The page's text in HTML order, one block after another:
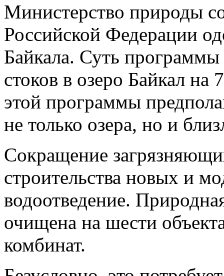
Министерство природы
Российской Федерации
Байкала. Суть
стоков в озеро Байкал на
этой программы
не только озера, но и
Сокращение
строительства новых и
водоотведение.
очищена на шести
комбинат.